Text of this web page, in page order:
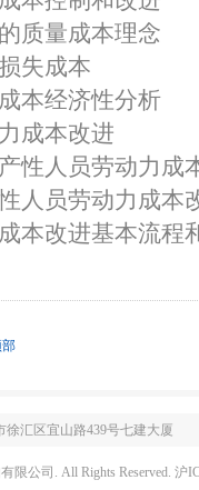
质量成本理念
失成本
本经济性分析
成本改进
性人员劳动力成
人员劳动力成本
本改进基本流程
汇区宜山路439号七建大厦
限公司. All Rights Reserved. 沪